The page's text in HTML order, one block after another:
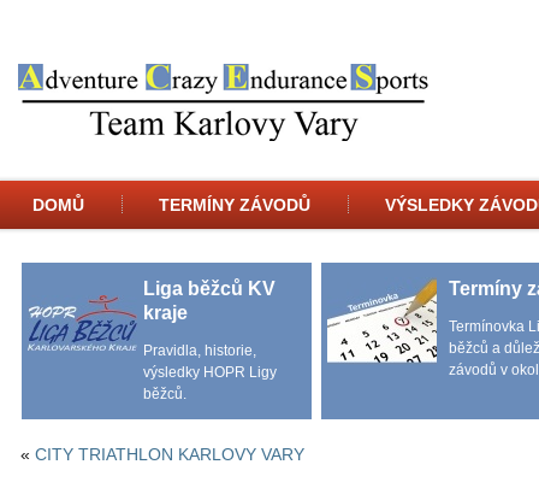
DOMŮ TERMÍNY ZÁVODŮ VÝSLEDKY
Liga běžců KV
kraje
Pravidla, historie,
výsledky HOPR Ligy
běžců.
Termíny
Termínovka
běžců a
závodů v
« CITY TRIATHLON KARLOVY VARY